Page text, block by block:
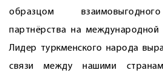
образцом
партнёрства на
Лидер туркменского народа
связи между нашими